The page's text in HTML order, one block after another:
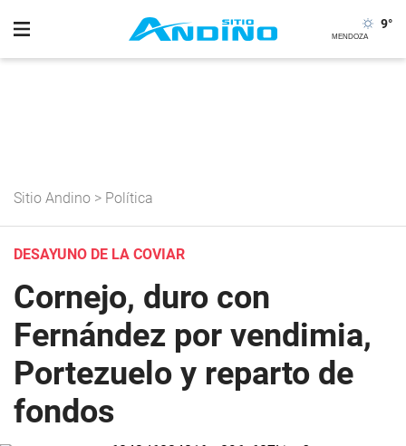
9°
Sitio Andino > Política
DESAYUNO DE LA COVIAR
Cornejo, duro con
Fernández por vendimia,
Portezuelo y reparto de
fondos